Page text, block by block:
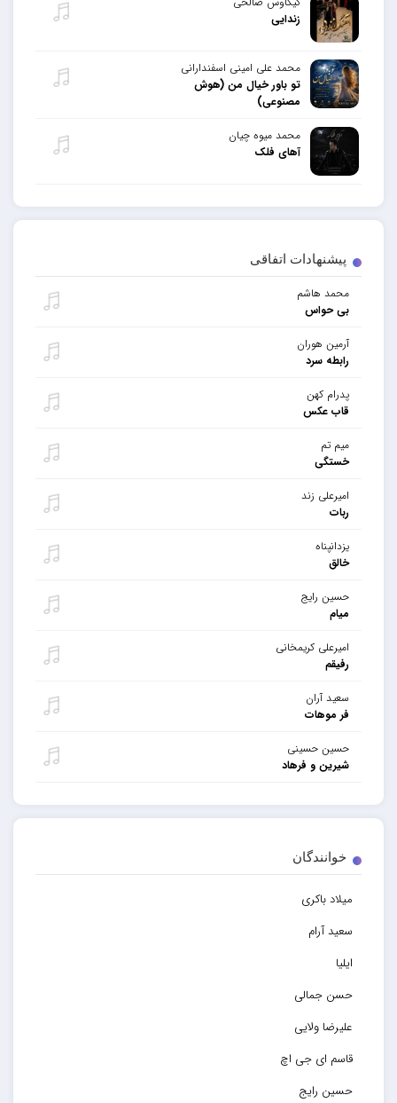
پیشنهادات اتفاقی
محمد هاشم
بی حواس
آرمین هوران
رابطه سرد
پدرام کهن
قاب عکس
میم تم
خستگی
امیرعلی زند
ربات
یزدانپناه
خالق
حسین رایج
میام
امیرعلی کریمخانی
رفیقم
سعید آران
فر موهات
حسین حسینی
شیرین و فرهاد
خوانندگان
میلاد باکری
سعید آرام
ایلیا
حسن جمالی
علیرضا ولایی
قاسم ای جی اچ
حسین رایج
زندایی
محمد علی امینی اسفندارانی
تو باور خیال من (هوش
مصنوعی)
محمد میوه چیان
آهای فلک